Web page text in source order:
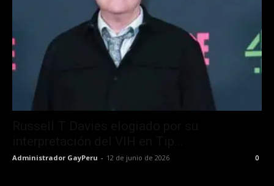
Administrador GayPeru - 12 de junio de 2026 0